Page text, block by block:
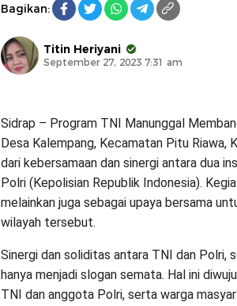
Bagikan:
Titin Heriyani
September 27, 2023 7:31 am
Sidrap – Program TNI Manunggal
Desa Kalempang, Kecamatan Pitu Riawa,
dari kebersamaan dan sinergi antara dua
Polri (Kepolisian Republik Indonesia).
melainkan juga sebagai upaya bersama
wilayah tersebut.
Sinergi dan soliditas antara TNI dan Polri,
hanya menjadi slogan semata. Hal ini
TNI dan anggota Polri, serta warga